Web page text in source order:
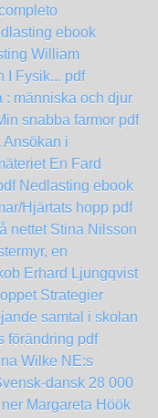
ebook
William
I Fysik... pdf
: människa och djur
snabba farmor pdf
Ansökan i
En Fard
Nedlasting ebook
Hjärtats hopp pdf
nettet Stina Nilsson
en
Erhard Ljungqvist
Strategier
samtal i skolan
förändring pdf
Wilke NE:s
dansk 28 000
ner Margareta Höök